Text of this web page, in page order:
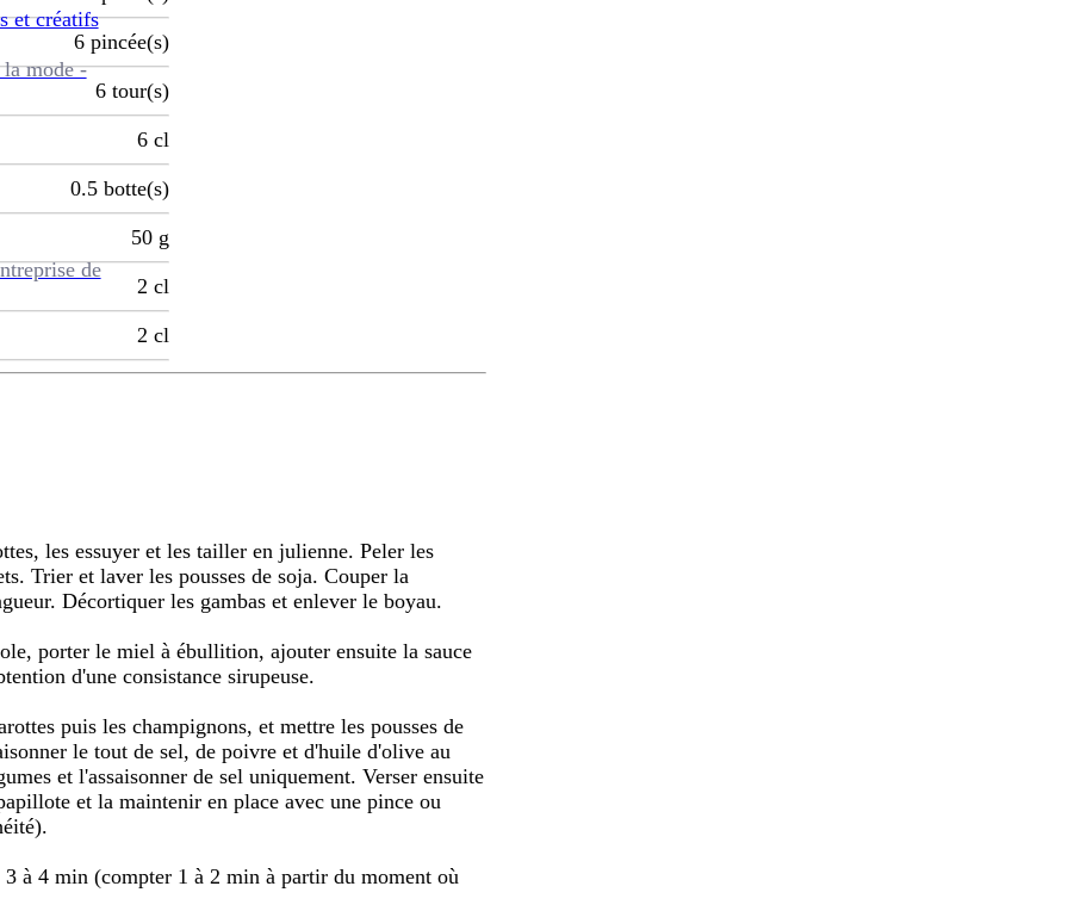
et créatifs
mode -
de
6 pincée(s)
6 tour(s)
6 cl
0.5 botte(s)
50 g
2 cl
2 cl
les essuyer et les tailler en julienne. Peler les
Trier et laver les pousses de soja. Couper la
Décortiquer les gambas et enlever le boyau.
porter le miel à ébullition, ajouter ensuite la sauce
d'une consistance sirupeuse.
puis les champignons, et mettre les pousses de
le tout de sel, de poivre et d'huile d'olive au
et l'assaisonner de sel uniquement. Verser ensuite
et la maintenir en place avec une pince ou
à 4 min (compter 1 à 2 min à partir du moment où